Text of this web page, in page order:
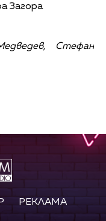
Загора
Стефан
РЕКЛАМА